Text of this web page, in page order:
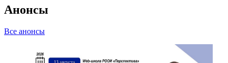
Анонсы
Все анонсы